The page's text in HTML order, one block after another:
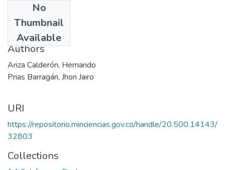
No
Thumbnail
Available
2002
Authors
Ariza Calderón, Hernando
Prias Barragán, Jhon Jairo
URI
https://repositorio.minciencias.gov.co/handle/20.500.14143/
32803
Collections